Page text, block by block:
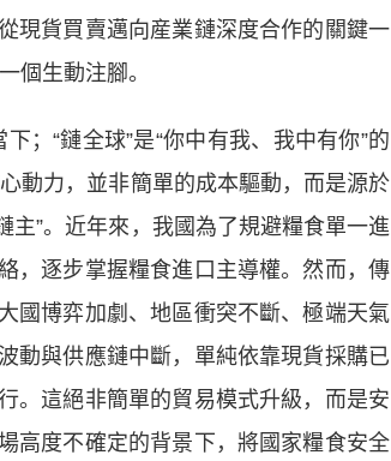
現貨買賣邁向産業鏈深度合作的關鍵一
個生動注腳。
；“鏈全球”是“你中有我、我中有你”的
動力，並非簡單的成本驅動，而是源於
主”。近年來，我國為了規避糧食單一進
，逐步掌握糧食進口主導權。然而，傳
國博弈加劇、地區衝突不斷、極端天氣
動與供應鏈中斷，單純依靠現貨採購已
。這絕非簡單的貿易模式升級，而是安
高度不確定的背景下，將國家糧食安全